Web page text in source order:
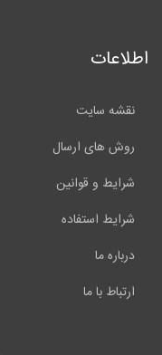
اطلاعات
نقشه سایت
روش های ارسال
شرایط و قوانین
شرایط استفاده
درباره ما
ارتباط با ما